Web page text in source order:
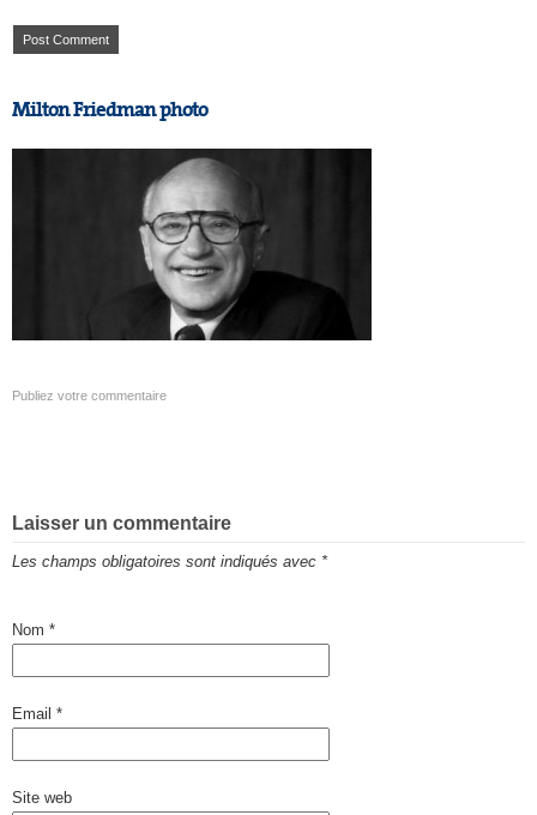
Milton Friedman photo
Publiez votre commentaire
Laisser un commentaire
Les champs obligatoires sont indiqués avec *
Nom *
Email *
Site web